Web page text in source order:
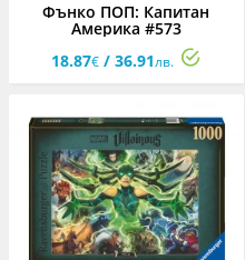
Фънко ПОП: Капитан
Америка #573
18.87€ / 36.91лв.